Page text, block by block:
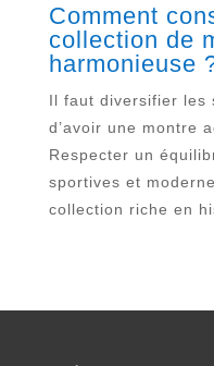
Comment
collection de
harmonieuse
Il faut diversifier les
d’avoir une montre
Respecter un
sportives et
collection riche en